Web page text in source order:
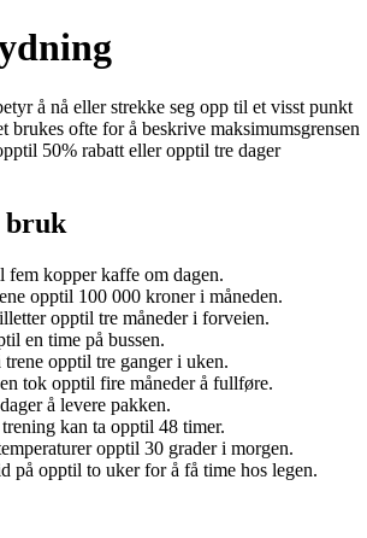
å nå eller strekke seg opp til et visst punkt
brukes ofte for å beskrive maksimumsgrensen
50% rabatt eller opptil tre dager
bruk
fem kopper kaffe om dagen.
opptil 100 000 kroner i måneden.
opptil tre måneder i forveien.
en time på bussen.
trene opptil tre ganger i uken.
tok opptil fire måneder å fullføre.
å levere pakken.
kan ta opptil 48 timer.
opptil 30 grader i morgen.
på opptil to uker for å få time hos legen.